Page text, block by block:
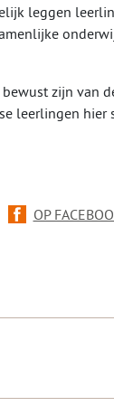
leggen
zijn van
leerlingen hier
OP